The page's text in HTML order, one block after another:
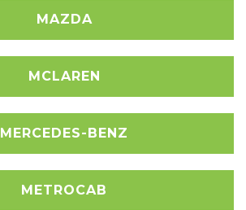
MAZDA
MCLAREN
MERCEDES-BENZ
METROCAB